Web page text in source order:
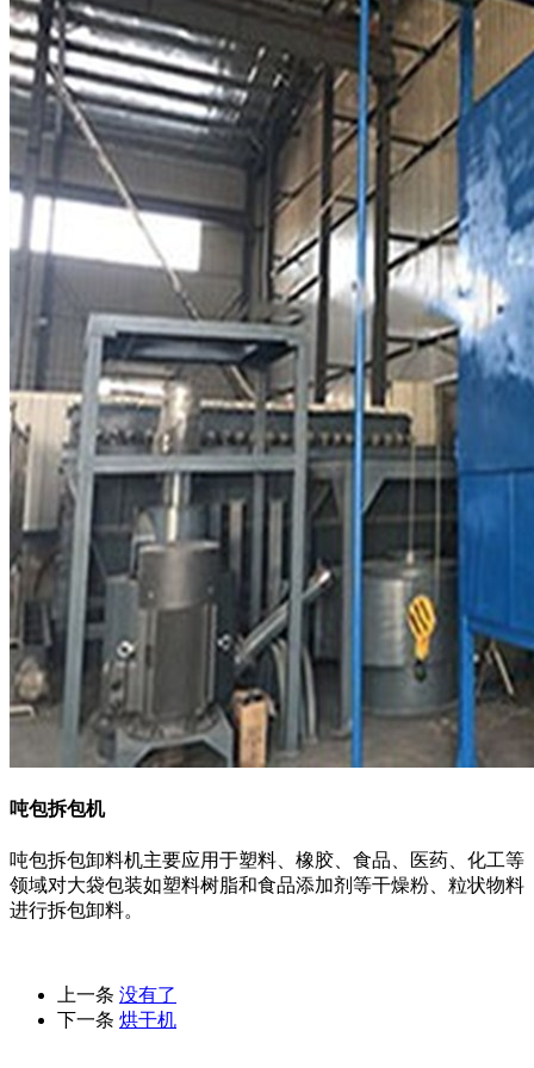
吨包拆包机
吨包拆包卸料机主要应用于塑料、橡胶、食品、医药、化工等
领域对大袋包装如塑料树脂和食品添加剂等干燥粉、粒状物料
进行拆包卸料。
上一条 没有了
下一条 烘干机